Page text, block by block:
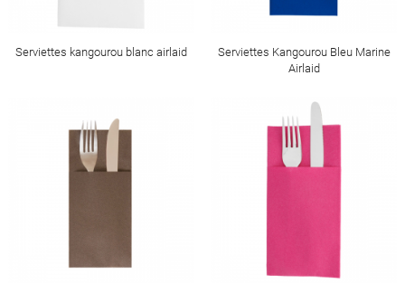
Serviettes kangourou blanc airlaid
Serviettes Kangourou Bleu Marine
Airlaid